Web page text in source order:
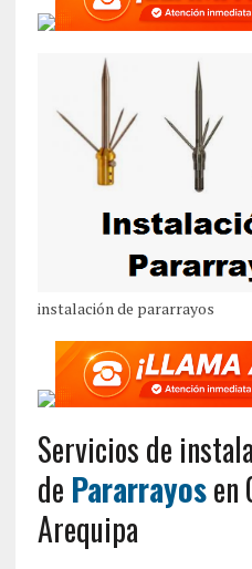
instalación de pararrayos
Servicios de
de Pararrayosen
Arequipa